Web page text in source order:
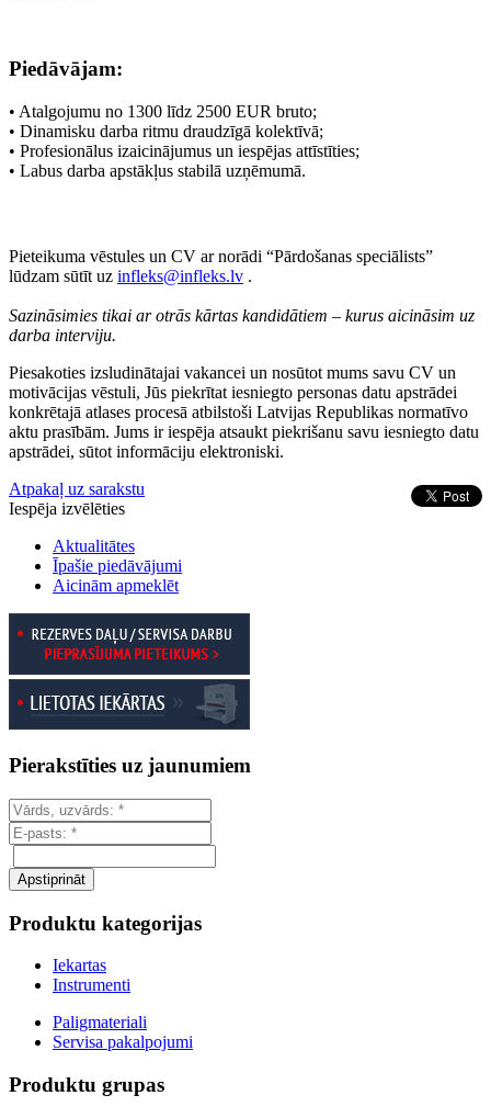
Piedāvājam:
• Atalgojumu no 1300 līdz 2500 EUR bruto;
• Dinamisku darba ritmu draudzīgā kolektīvā;
• Profesionālus izaicinājumus un iespējas attīstīties;
• Labus darba apstākļus stabilā uzņēmumā.
Pieteikuma vēstules un CV ar norādi “Pārdošanas speciālists”
lūdzam sūtīt uz infleks@infleks.lv .
Sazināsimies tikai ar otrās kārtas kandidātiem – kurus aicināsim uz
darba interviju.
Piesakoties izsludinātajai vakancei un nosūtot mums savu CV un
motivācijas vēstuli, Jūs piekrītat iesniegto personas datu apstrādei
konkrētajā atlases procesā atbilstoši Latvijas Republikas normatīvo
aktu prasībām. Jums ir iespēja atsaukt piekrišanu savu iesniegto datu
apstrādei, sūtot informāciju elektroniski.
Atpakaļ uz sarakstu
Iespēja izvēlēties
Aktualitātes
Īpašie piedāvājumi
Aicinām apmeklēt
Pierakstīties uz jaunumiem
Produktu kategorijas
Iekartas
Instrumenti
Paligmateriali
Servisa pakalpojumi
Produktu grupas